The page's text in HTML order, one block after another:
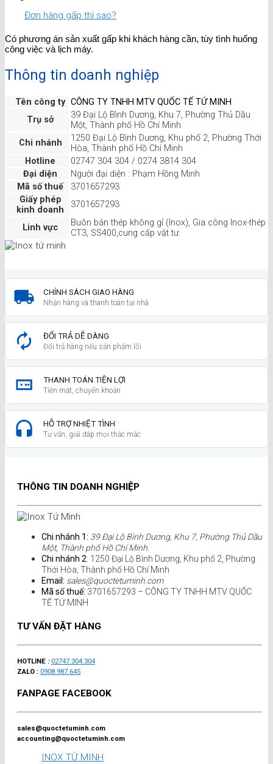
Đơn hàng gấp thì sao?
Có phương án sản xuất gấp khi khách hàng cần, tùy tình huống
công việc và lịch máy.
Thông tin doanh nghiệp
Tên công ty CÔNG TY TNHH MTV QUỐC TẾ TỨ MINH
Trụ sở
39 Đại Lộ Bình Dương, Khu 7, Phường Thủ Dầu
Một, Thành phố Hồ Chí Minh
Chi nhánh
1250 Đại Lộ Bình Dương, Khu phố 2, Phường Thới
Hòa, Thành phố Hồ Chí Minh
Hotline
02747 304 304 / 0274 3814 304
Đại diện
Người đại diện : Phạm Hồng Minh
Mã số thuế
3701657293
Giấy phép
kinh doanh
3701657293
Linh vực
Buôn bán thép không gỉ (Inox), Gia công Inox-thép
CT3, SS400,cung cấp vật tư.
CHÍNH SÁCH GIAO HÀNG
Nhận hàng và thanh toán tại nhà
ĐỔI TRẢ DỄ DÀNG
Đổi trả hàng nếu sản phẩm lỗi
THANH TOÁN TIỆN LỢI
Tiền mặt, chuyển khoản
HỖ TRỢ NHIỆT TÌNH
Tư vấn, giải đáp mọi thắc mắc
THÔNG TIN DOANH NGHIỆP
Chi nhánh 1: 39 Đại Lộ Bình Dương, Khu 7, Phường Thủ Dầu
Một, Thành phố Hồ Chí Minh.
Chi nhánh 2: 1250 Đại Lộ Bình Dương, Khu phố 2, Phường
Thới Hòa, Thành phố Hồ Chí Minh
Email: sales@quoctetuminh.com
Mã số thuế: 3701657293 – CÔNG TY TNHH MTV QUỐC
TẾ TỨ MINH
TƯ VẤN ĐẶT HÀNG
HOTLINE : 02747.304.304
ZALO : 0908.987.645
FANPAGE FACEBOOK
sales@quoctetuminh.com
accounting@quoctetuminh.com
INOX TỨ MINH